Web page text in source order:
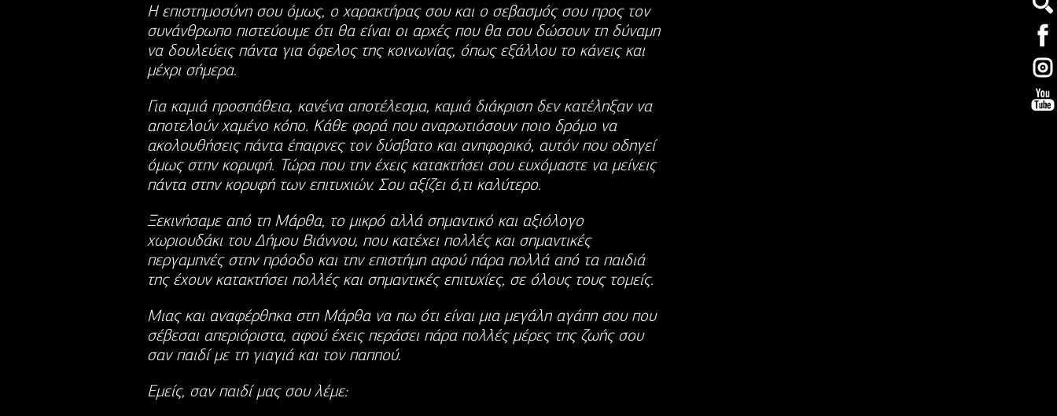
Η επιστημοσύνη σου όμως, ο χαρακτήρας σου και ο σεβασμός σου προς τον
συνάνθρωπο πιστεύουμε ότι θα είναι οι αρχές που θα σου δώσουν τη δύναμη
να δουλεύεις πάντα για όφελος της κοινωνίας, όπως εξάλλου το κάνεις και
μέχρι σήμερα.
Για καμιά προσπάθεια, κανένα αποτέλεσμα, καμιά διάκριση δεν κατέληξαν να
αποτελούν χαμένο κόπο. Κάθε φορά που αναρωτιόσουν ποιο δρόμο να
ακολουθήσεις πάντα έπαιρνες τον δύσβατο και ανηφορικό, αυτόν που οδηγεί
όμως στην κορυφή. Τώρα που την έχεις κατακτήσει σου ευχόμαστε να μείνεις
πάντα στην κορυφή των επιτυχιών. Σου αξίζει ό,τι καλύτερο.
Ξεκινήσαμε από τη Μάρθα, το μικρό αλλά σημαντικό και αξιόλογο
χωριουδάκι του Δήμου Βιάννου, που κατέχει πολλές και σημαντικές
περγαμηνές στην πρόοδο και την επιστήμη αφού πάρα πολλά από τα παιδιά
της έχουν κατακτήσει πολλές και σημαντικές επιτυχίες, σε όλους τους τομείς.
Μιας και αναφέρθηκα στη Μάρθα να πω ότι είναι μια μεγάλη αγάπη σου που
σέβεσαι απεριόριστα, αφού έχεις περάσει πάρα πολλές μέρες της ζωής σου
σαν παιδί με τη γιαγιά και τον παππού.
Εμείς, σαν παιδί μας σου λέμε: